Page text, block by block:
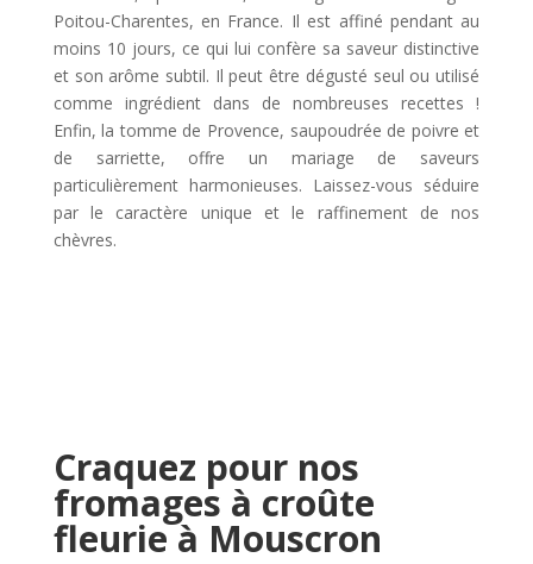
Poitou-Charentes, en France. Il est affiné pendant au
moins 10 jours, ce qui lui confère sa saveur distinctive
et son arôme subtil. Il peut être dégusté seul ou utilisé
comme ingrédient dans de nombreuses recettes !
Enfin, la tomme de Provence, saupoudrée de poivre et
de sarriette, offre un mariage de saveurs
particulièrement harmonieuses. Laissez-vous séduire
par le caractère unique et le raffinement de nos
chèvres.
Craquez pour nos
fromages à croûte
fleurie à Mouscron